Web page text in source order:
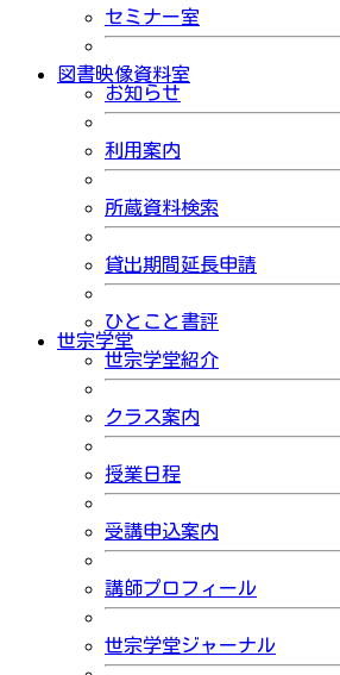
セミナー室
図書映像資料室
お知らせ
利用案内
所蔵資料検索
貸出期間延長申請
ひとこと書評
世宗学堂
世宗学堂紹介
クラス案内
授業日程
受講申込案内
講師プロフィール
世宗学堂ジャーナル